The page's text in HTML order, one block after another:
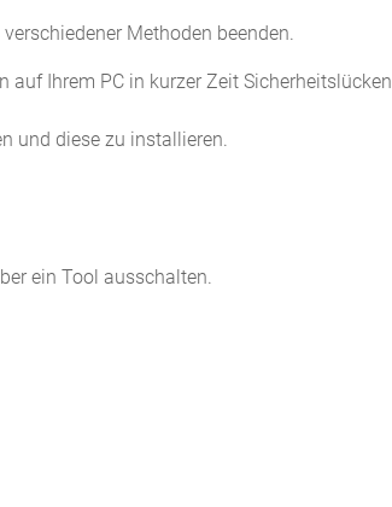
Methoden beenden.
Ihrem PC in kurzer Zeit Sicherheitslücken
und diese zu installieren.
ein Tool ausschalten.